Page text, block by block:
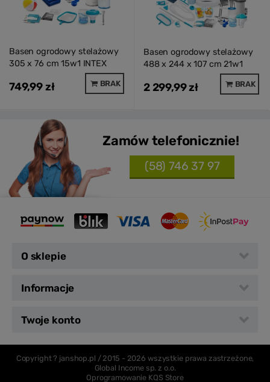
Basen ogrodowy stelażowy
305 x 76 cm 15w1 INTEX
749,99 zł BRAK
Basen ogrodowy stelażowy
488 x 244 x 107 cm 21w1
INTEX 26792 + maszynka do
baniek GRATIS
2 299,99 zł BRAK
Zamów telefonicznie!
(58) 746 37 97
O sklepie
Informacje
Twoje konto
Copyright ? janshop.pl / 2015 - 2026 wszystkie prawa zastrzeżone,
Global Income sp. z o.o.
Oprogramowanie KQS Store